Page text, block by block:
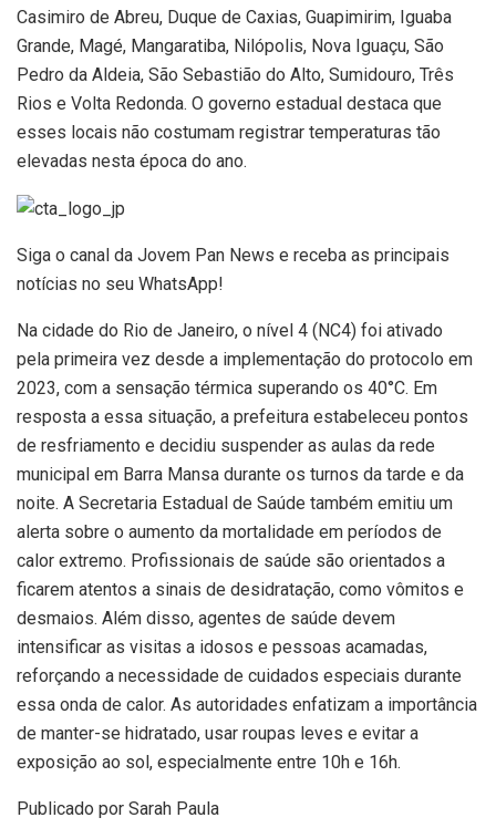
Casimiro de Abreu, Duque de Caxias, Guapimirim, Iguaba
Grande, Magé, Mangaratiba, Nilópolis, Nova Iguaçu, São
Pedro da Aldeia, São Sebastião do Alto, Sumidouro, Três
Rios e Volta Redonda. O governo estadual destaca que
esses locais não costumam registrar temperaturas tão
elevadas nesta época do ano.
Siga o canal da Jovem Pan News e receba as principais
notícias no seu WhatsApp!
Na cidade do Rio de Janeiro, o nível 4 (NC4) foi ativado
pela primeira vez desde a implementação do protocolo em
2023, com a sensação térmica superando os 40°C. Em
resposta a essa situação, a prefeitura estabeleceu pontos
de resfriamento e decidiu suspender as aulas da rede
municipal em Barra Mansa durante os turnos da tarde e da
noite. A Secretaria Estadual de Saúde também emitiu um
alerta sobre o aumento da mortalidade em períodos de
calor extremo. Profissionais de saúde são orientados a
ficarem atentos a sinais de desidratação, como vômitos e
desmaios. Além disso, agentes de saúde devem
intensificar as visitas a idosos e pessoas acamadas,
reforçando a necessidade de cuidados especiais durante
essa onda de calor. As autoridades enfatizam a importância
de manter-se hidratado, usar roupas leves e evitar a
exposição ao sol, especialmente entre 10h e 16h.
Publicado por Sarah Paula